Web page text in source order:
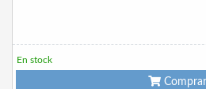
En stock
Comprar